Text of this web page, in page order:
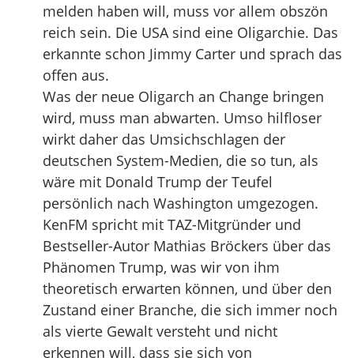
melden haben will, muss vor allem obszön
reich sein. Die USA sind eine Oligarchie. Das
erkannte schon Jimmy Carter und sprach das
offen aus.
Was der neue Oligarch an Change bringen
wird, muss man abwarten. Umso hilfloser
wirkt daher das Umsichschlagen der
deutschen System-Medien, die so tun, als
wäre mit Donald Trump der Teufel
persönlich nach Washington umgezogen.
KenFM spricht mit TAZ-Mitgründer und
Bestseller-Autor Mathias Bröckers über das
Phänomen Trump, was wir von ihm
theoretisch erwarten können, und über den
Zustand einer Branche, die sich immer noch
als vierte Gewalt versteht und nicht
erkennen will, dass sie sich von